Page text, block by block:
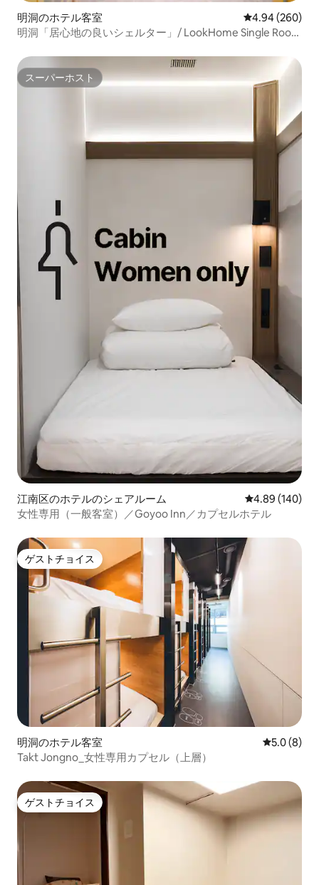
明洞のホテル客室 レビュー260
4.94 (260)
明洞「居心地の良いシェルター」/ LookHome Single Room
スーパーホスト
スーパーホスト
江南区のホテルのシェアルーム レビュー140
4.89 (140)
女性専用（一般客室）／Goyoo Inn／カプセルホテル
ゲストチョイス
ゲストチョイス
明洞のホテル客室 レビュー8
5.0 (8)
Takt Jongno_女性専用カプセル（上層）
ゲストチョイス
ゲストチョイス